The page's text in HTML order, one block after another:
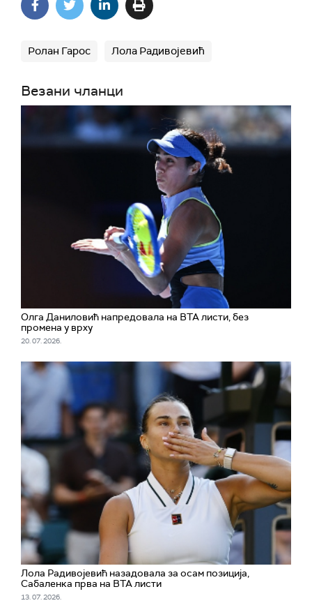
Ролан Гарос Лола Радивојевић
Везани чланци
Олга Даниловић напредовала на ВТА листи, без
промена у врху
20. 07. 2026.
Лола Радивојевић назадовала за осам позиција,
Сабаленка прва на ВТА листи
13. 07. 2026.